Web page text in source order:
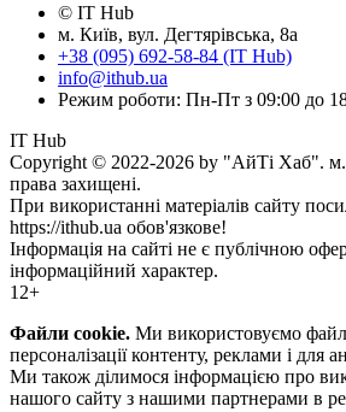
© IT Hub
м. Київ, вул. Дегтярівська, 8а
+38 (095) 692-58-84 (IT Hub)
info@ithub.ua
Режим роботи: Пн-Пт з 09:00 до
IT Hub
Copyright © 2022-2026 by "АйТі Хаб". м.
права захищені.
При використанні матеріалів сайту
https://ithub.ua обов'язкове!
Інформація на сайті не є публічною
інформаційний характер.
12+
Файли cookie. Ми використовуємо
персоналізації контенту, реклами і для
Ми також ділимося інформацією про
нашого сайту з нашими партнерами в